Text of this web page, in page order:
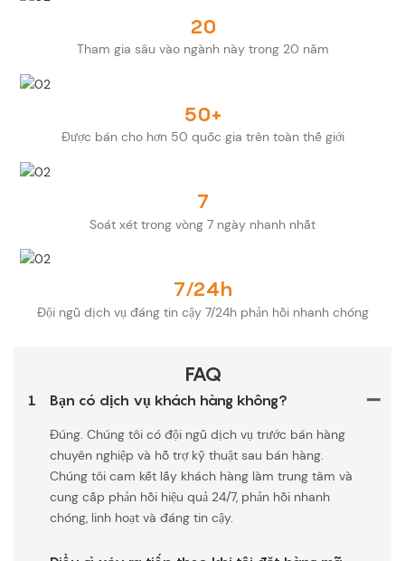
20
Tham gia sâu vào ngành này trong 20 năm
50+
Được bán cho hơn 50 quốc gia trên toàn thế giới
7
Soát xét trong vòng 7 ngày nhanh nhất
7/24h
Đội ngũ dịch vụ đáng tin cậy 7/24h phản hồi nhanh chóng
FAQ
1 Bạn có dịch vụ khách hàng không?
Đúng. Chúng tôi có đội ngũ dịch vụ trước bán hàng
chuyên nghiệp và hỗ trợ kỹ thuật sau bán hàng.
Chúng tôi cam kết lấy khách hàng làm trung tâm và
cung cấp phản hồi hiệu quả 24/7, phản hồi nhanh
chóng, linh hoạt và đáng tin cậy.